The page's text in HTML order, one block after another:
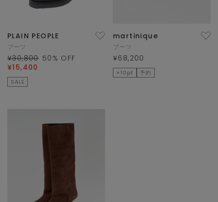
PLAIN PEOPLE
ブーツ
¥30,800 50 % OFF
¥15,400
SALE
martinique
ブーツ
¥68,200
×10pt 予約